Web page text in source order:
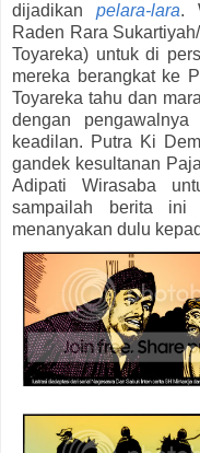
dijadikanpelara-lara.
Raden Rara
Toyareka) untuk di
mereka berangkat ke
Toyareka tahu dan
dengan
keadilan. Putra Ki
gandek kesultanan
Adipati Wirasaba
sampailah berita ini
menanyakan dulu